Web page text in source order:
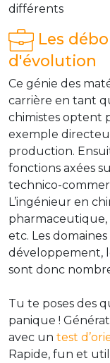
différents
Les
d'évolution
Ce génie des
carrière en tant
chimistes optent
exemple
production.
fonctions axées
technico-
L’ingénieur en
pharmaceutique,
etc. Les
développement,
sont donc
Tu te poses des
panique !
avec un test
Rapide, fun et